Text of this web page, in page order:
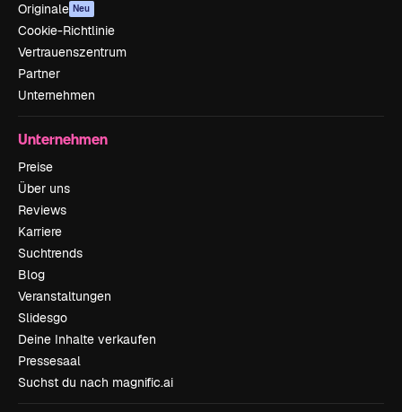
Originale Neu
Cookie-Richtlinie
Vertrauenszentrum
Partner
Unternehmen
Unternehmen
Preise
Über uns
Reviews
Karriere
Suchtrends
Blog
Veranstaltungen
Slidesgo
Deine Inhalte verkaufen
Pressesaal
Suchst du nach magnific.ai